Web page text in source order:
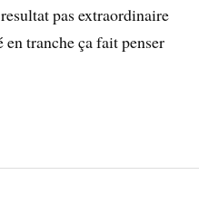
pas extraordinaire
en tranche ça fait penser